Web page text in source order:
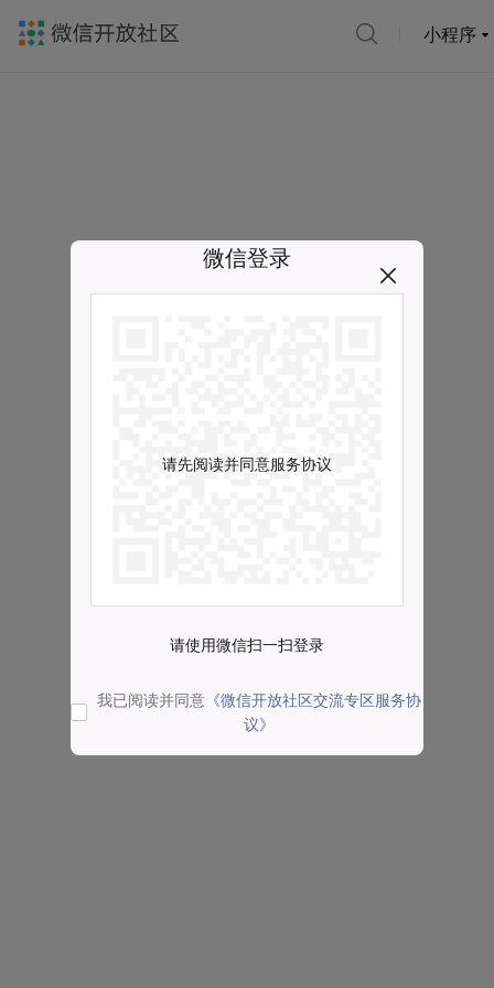
小程序
微信登录
请先阅读并同意服务协议
请使用微信扫一扫登录
我已阅读并同意 《微信开放社区交流专区服务协
议》